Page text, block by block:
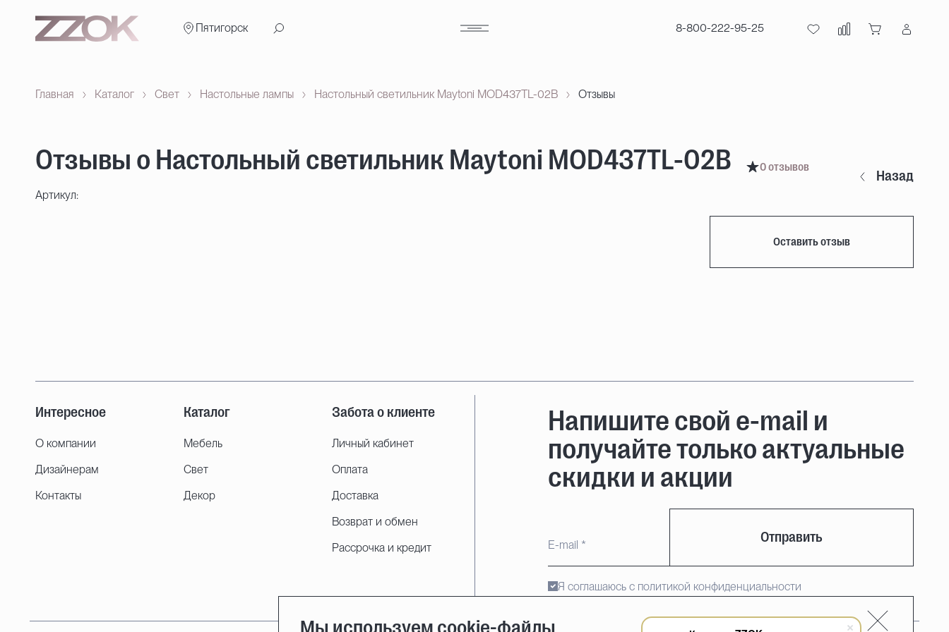
Пятигорск 8-800-222-95-25
Главная Каталог Свет Настольные лампы Настольный светильник Maytoni MOD437TL-02B Отзывы
Отзывы о Настольный светильник Maytoni MOD437TL-02B 0 отзывов
Назад
Артикул:
Оставить отзыв
Интересное
О компании
Дизайнерам
Контакты
Каталог
Мебель
Свет
Декор
Забота о клиенте
Личный кабинет
Оплата
Доставка
Возврат и обмен
Рассрочка и кредит
Напишите свой e-mail и
получайте только актуальные
скидки и акции
Отправить
Я соглашаюсь с политикой конфиденциальности